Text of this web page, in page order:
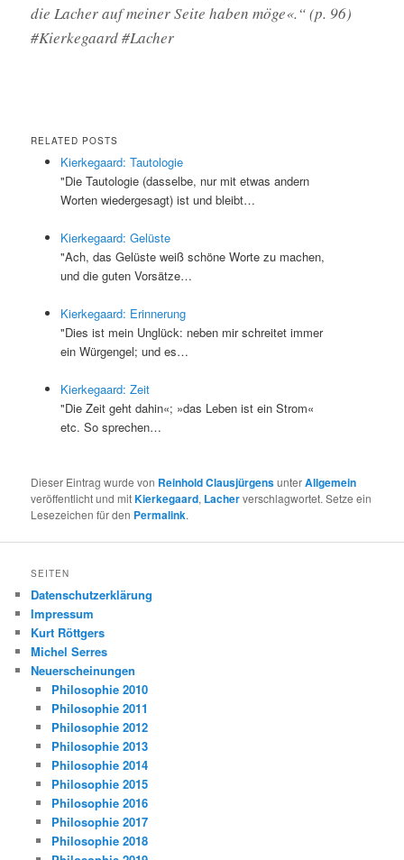
die Lacher auf meiner Seite haben möge«.“ (p. 96)
#Kierkegaard #Lacher
RELATED POSTS
Kierkegaard: Tautologie
"Die Tautologie (dasselbe, nur mit etwas andern
Worten wiedergesagt) ist und bleibt…
Kierkegaard: Gelüste
"Ach, das Gelüste weiß schöne Worte zu machen,
und die guten Vorsätze…
Kierkegaard: Erinnerung
"Dies ist mein Unglück: neben mir schreitet immer
ein Würgengel; und es…
Kierkegaard: Zeit
"Die Zeit geht dahin«; »das Leben ist ein Strom«
etc. So sprechen…
Dieser Eintrag wurde von Reinhold ClausjürgensunterAllgemein
veröffentlicht und mitKierkegaard, Lacherverschlagwortet. Setze ein
Lesezeichen für den Permalink.
SEITEN
Datenschutzerklärung
Impressum
Kurt Röttgers
Michel Serres
Neuerscheinungen
Philosophie 2010
Philosophie 2011
Philosophie 2012
Philosophie 2013
Philosophie 2014
Philosophie 2015
Philosophie 2016
Philosophie 2017
Philosophie 2018